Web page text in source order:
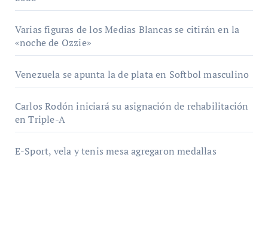
Varias figuras de los Medias Blancas se citirán en la
«noche de Ozzie»
Venezuela se apunta la de plata en Softbol masculino
Carlos Rodón iniciará su asignación de rehabilitación
en Triple-A
E-Sport, vela y tenis mesa agregaron medallas